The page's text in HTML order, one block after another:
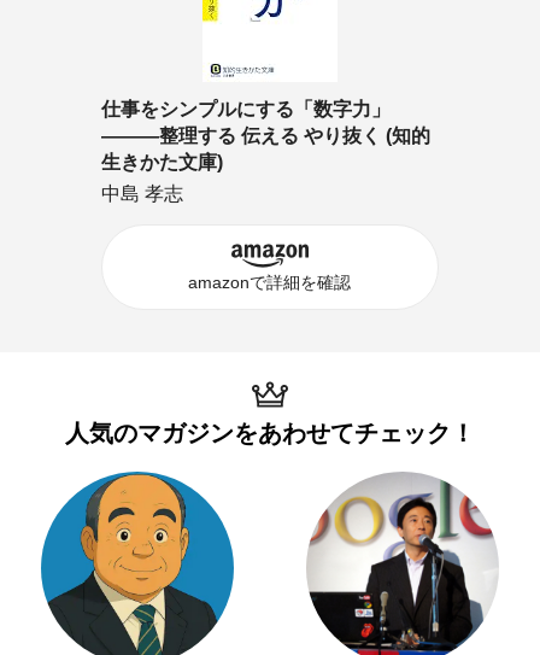
仕事をシンプルにする「数字力」
―――整理する 伝える やり抜く (知的
生きかた文庫)
中島 孝志
amazonで詳細を確認
人気のマガジンをあわせてチェック！